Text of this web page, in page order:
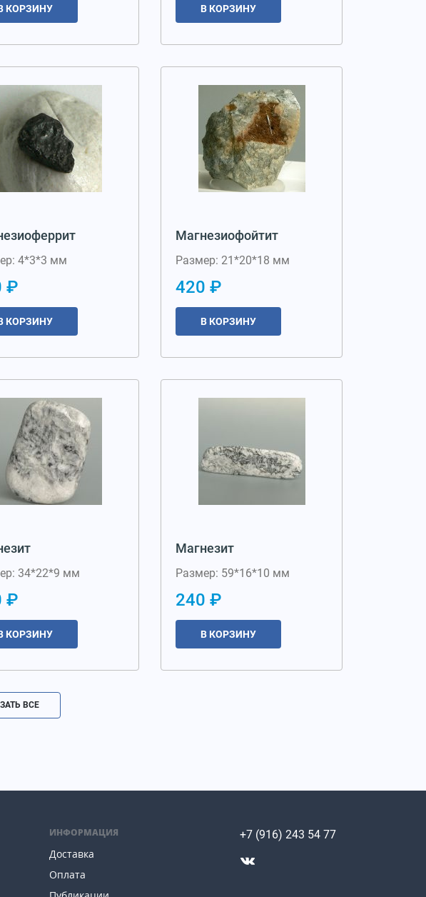
КОРЗИНУ В КОРЗИНУ
4*3*3 мм
₽
КОРЗИНУ
Магнезиофойтит
Размер: 21*20*18 мм
420 ₽
В КОРЗИНУ
34*22*9 мм
₽
КОРЗИНУ
Магнезит
Размер: 59*16*10 мм
240 ₽
В КОРЗИНУ
ВСЕ
ИНФОРМАЦИЯ
Доставка
Оплата
+7 (916) 243 54 77